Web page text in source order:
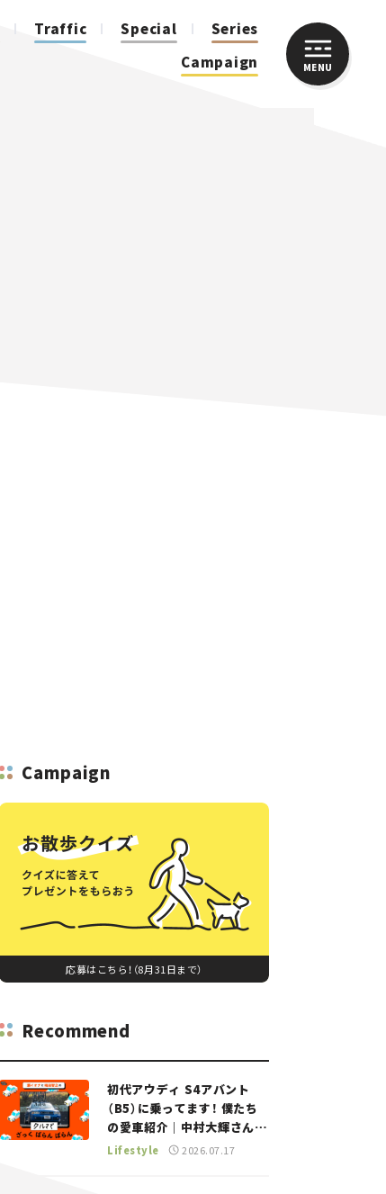
Traffic Special
Series
Campaign
MENU
Campaign
応募はこちら！（8月31日まで）
Recommend
初代アウディ S4アバント
（B5）に乗ってます！ 僕たち
の愛車紹介｜中村大輝さん
——瀬イオナと嶋田智之の
Lifestyle 2026.07.17
CLOSE